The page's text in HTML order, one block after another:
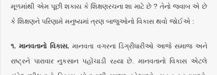
મૂળમાંથી એમ પૂછી શકાય કે શિક્ષણરચના શા માટે છે ? તેનો જવાબ એ છે
કે શિક્ષણને પરિણામે મનુષ્યમાં ત્રણ બાજુઓનો વિકાસ થવો જોઈએ :
૧. માનવતાનો વિકાસ. માનવતા વગરના ડિગ્રીધારીઓ આજે સમાજ અને
રાષ્ટ્રને પારાવાર નુકસાન પહોંચાડી રહ્યા છે. માનવતાનો વિકાસ એટલે